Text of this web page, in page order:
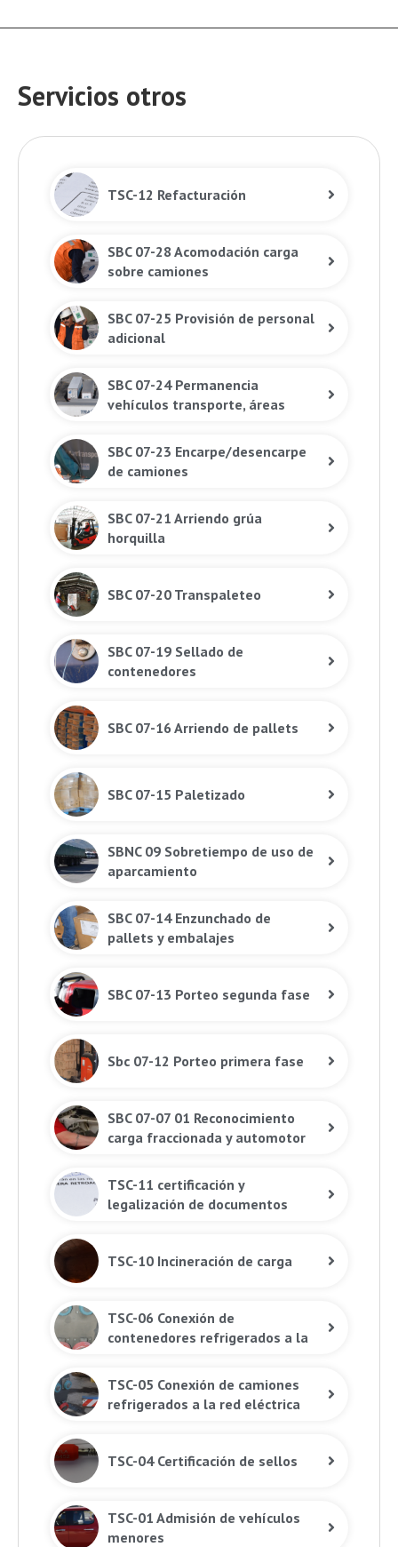
Servicios otros
TSC-12 Refacturación
SBC 07-28 Acomodación carga
sobre camiones
SBC 07-25 Provisión de personal
adicional
SBC 07-24 Permanencia
vehículos transporte, áreas
SBC 07-23 Encarpe/desencarpe
de camiones
SBC 07-21 Arriendo grúa
horquilla
SBC 07-20 Transpaleteo
SBC 07-19 Sellado de
contenedores
SBC 07-16 Arriendo de pallets
SBC 07-15 Paletizado
SBNC 09 Sobretiempo de uso de
aparcamiento
SBC 07-14 Enzunchado de
pallets y embalajes
SBC 07-13 Porteo segunda fase
Sbc 07-12 Porteo primera fase
SBC 07-07 01 Reconocimiento
carga fraccionada y automotor
TSC-11 certificación y
legalización de documentos
TSC-10 Incineración de carga
TSC-06 Conexión de
contenedores refrigerados a la
TSC-05 Conexión de camiones
refrigerados a la red eléctrica
TSC-04 Certificación de sellos
TSC-01 Admisión de vehículos
menores